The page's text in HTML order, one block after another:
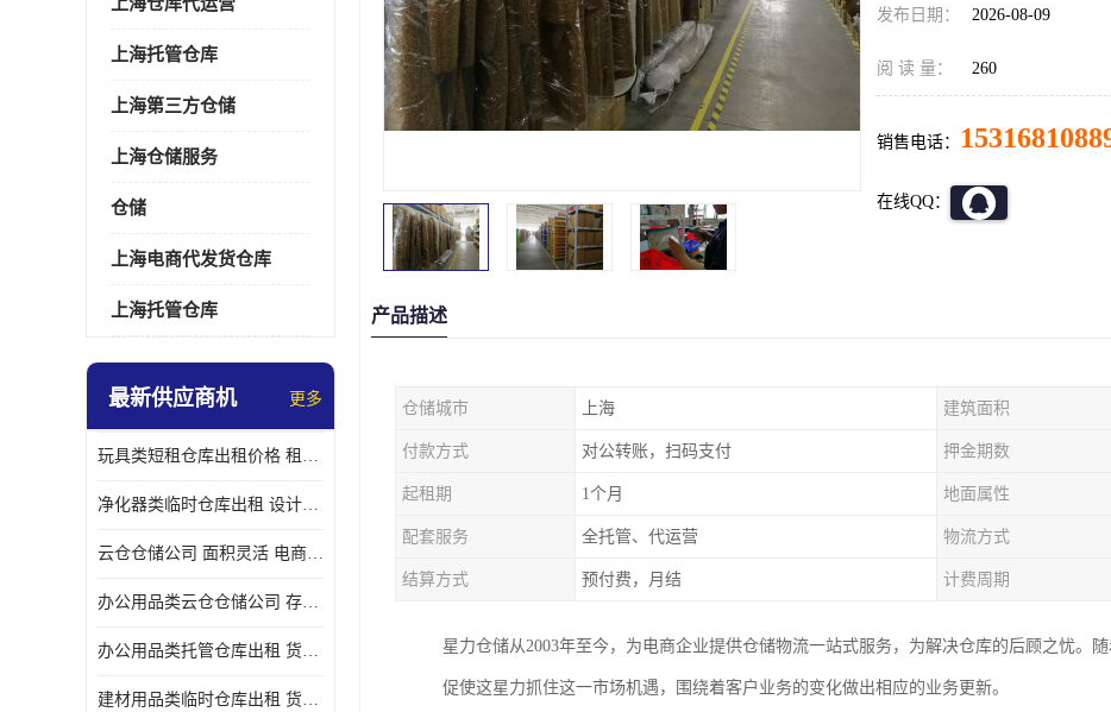
上海托管仓库
上海第三方仓储
上海仓储服务
仓储
上海电商代发货仓库
上海托管仓库
最新供应商机 更多
玩具类短租仓库出租价格 租期灵活 智能电商配套
净化器类临时仓库出租 设计简单 电商仓储物流战略合作
云仓仓储公司 面积灵活 电商仓储物流战略合作
办公用品类云仓仓储公司 存货周转很快 电商仓储物流战略整合
办公用品类托管仓库出租 货物装卸方便 电商仓储物流战略合作
建材用品类临时仓库出租 货物装卸方便 仓储供应链配套
发布日期： 2026-08-09
阅 读 量： 260
销售电话：
在线QQ：
产品描述
仓储城市 上海 建筑面积
付款方式 对公转账，扫码支付 押金期数
起租期 1个月 地面属性
配套服务 全托管、代运营 物流方式
结算方式 预付费，月结 计费周期
星力仓储从2003年至今，为电商企业提供仓储物流一站式服务，为解决仓库的后顾之忧。
促使这星力抓住这一市场机遇，围绕着客户业务的变化做出相应的业务更新。